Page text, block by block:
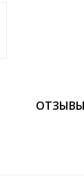
ОТЗЫВЫ